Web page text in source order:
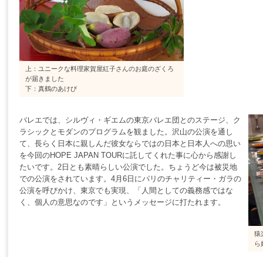
上：ユニークな料理家賀屋紅子さんのお庭のざくろ
が届きました
下：真鶴のあけび
バレエでは、シルヴィ・ギエムの東京バレエ団とのステージ、ク
ラシックとモダンのプログラムを観ました。沢山の公演を通し
て、長らく日本に親しんだ彼女ならではの日本と日本人への思い
を今回のHOPE JAPAN TOURに託してくれた事に心から感謝し
たいです。2日とも素晴らしい公演でした。ちょうど今は被災地
での公演をされています。4月6日にパリのチャリティー・ガラの
公演を呼びかけ、東京でも実現、「人間としての義務感ではな
く、個人の意思なのです」というメッセージに打たれます。
猿
ら